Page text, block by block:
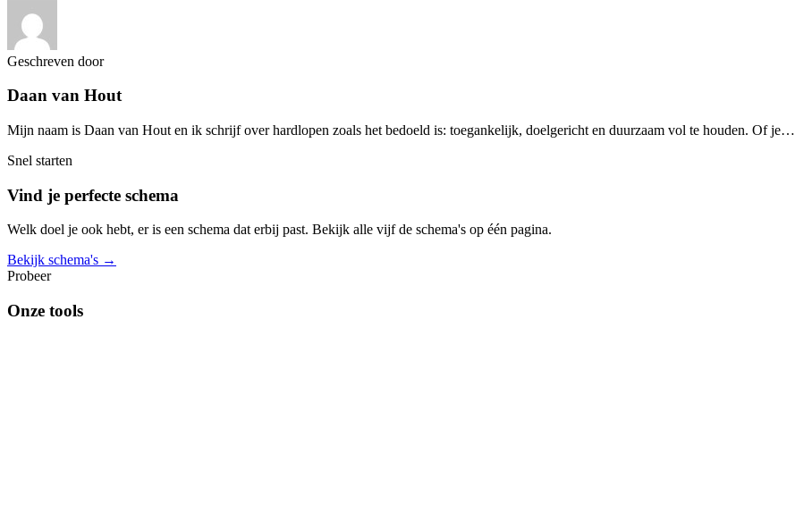
Geschreven door
Daan van Hout
Mijn naam is Daan van Hout en ik schrijf over hardlopen zoals het bedoeld is: toegankelijk, doelgericht en duurzaam vol te houden. Of je…
Snel starten
Vind je perfecte schema
Welk doel je ook hebt, er is een schema dat erbij past. Bekijk alle vijf de schema's op één pagina.
Bekijk schema's →
Probeer
Onze tools